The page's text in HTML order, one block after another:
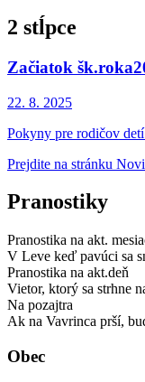
2 stĺpce
Začiatok
22. 8. 2025
Pokyny pre rodičov
Prejdite na stránku
Pranostiky
Pranostika na akt.
V Leve keď pavúci sa
Pranostika na akt.deň
Vietor, ktorý sa strhne
Na pozajtra
Ak na Vavrinca prší,
Obec